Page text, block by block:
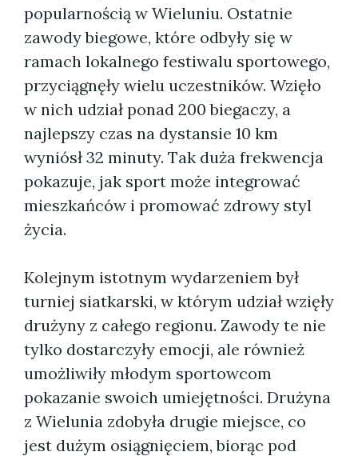
popularnością w Wieluniu. Ostatnie
zawody biegowe, które odbyły się w
ramach lokalnego festiwalu sportowego,
przyciągnęły wielu uczestników. Wzięło
w nich udział ponad 200 biegaczy, a
najlepszy czas na dystansie 10 km
wyniósł 32 minuty. Tak duża frekwencja
pokazuje, jak sport może integrować
mieszkańców i promować zdrowy styl
życia.
Kolejnym istotnym wydarzeniem był
turniej siatkarski, w którym udział wzięły
drużyny z całego regionu. Zawody te nie
tylko dostarczyły emocji, ale również
umożliwiły młodym sportowcom
pokazanie swoich umiejętności. Drużyna
z Wielunia zdobyła drugie miejsce, co
jest dużym osiągnięciem, biorąc pod